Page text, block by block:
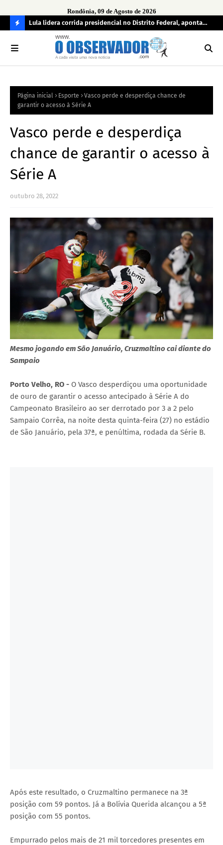
Rondônia, 09 de Agosto de 2026
O
R
Lula lidera corrida presidencial no Distrito Federal, aponta
pesquisa; Flávio Bolsonaro aparece em segundo
Página inicial Esporte
Vasco perde e desperdiça chance de
garantir o acesso à Série A
Vasco perde e desperdiça
chance de garantir o acesso à
Série A
outubro 28, 2022
Mesmo jogando em São Januário, Cruzmaltino cai diante do
Sampaio
Porto Velho, RO - O Vasco desperdiçou uma oportunidade
de ouro de garantir o acesso antecipado à Série A do
Campeonato Brasileiro ao ser derrotado por 3 a 2 pelo
Sampaio Corrêa, na noite desta quinta-feira (27) no estádio
de São Januário, pela 37ª, e penúltima, rodada da Série B.
Após este resultado, o Cruzmaltino permanece na 3ª
posição com 59 pontos. Já a Bolívia Querida alcançou a 5ª
posição com 55 pontos.
Empurrado pelos mais de 21 mil torcedores presentes em